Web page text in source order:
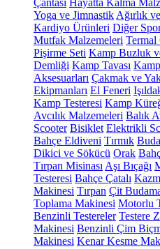
Çantası Hayatta Kalma
Yoga ve Jimnastik Ağırlık
Kardiyo Ürünleri Diğer
Mutfak Malzemeleri Termal
Pişirme Seti Kamp Buzluk
Demliği Kamp Tavası
Aksesuarları Çakmak ve
Ekipmanları El Feneri
Kamp Testeresi Kamp
Avcılık Malzemeleri Balık
Scooter Bisiklet Elektrikli
Bahçe Eldiveni Tırmık
Dikici ve Sökücü Orak
Tırpan Misinası Aşı Bıçağı
Testeresi Bahçe Çatalı
Makinesi Tırpan Çit
Toplama Makinesi Motorlu
Benzinli Testereler Testere
Makinesi Benzinli Çim
Makinesi Kenar Kesme